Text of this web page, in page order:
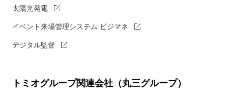
太陽光発電
イベント来場管理システム ビジマネ
デジタル監督
トミオグループ関連会社（丸三グループ）